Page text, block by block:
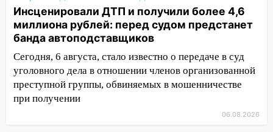
агрессивную женщину
15:47 На улице Радищева сбили
курьера: крупная авария в Ульяновске
15:15 Проводил до квартиры и ограбил:
новый кавалер женщины оказался
рецидивистом
В Ульяновске ограничат движение
Инсценировали ДТП и получили более 4,6
миллиона рублей: перед судом предстанет
банда автоподставщиков
Сегодня, 6 августа, стало известно о передаче в суд
уголовного дела в отношении членов организованной
преступной группы, обвиняемых в мошенничестве
при получении
06.08.2026